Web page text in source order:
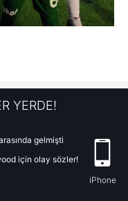
YERDE!
gelmişti
için olay sözler!
iPhone